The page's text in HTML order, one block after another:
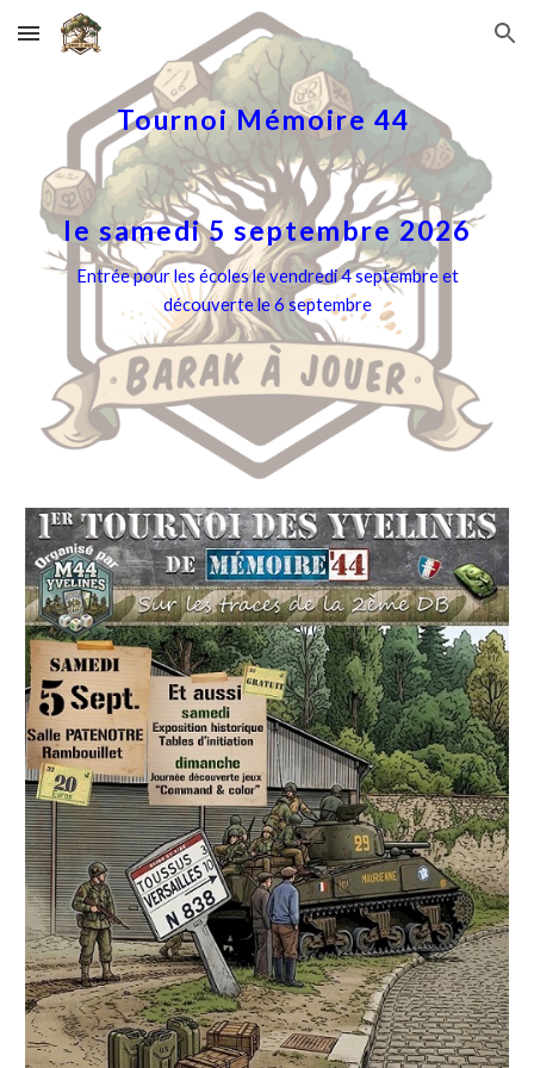
Skip to main content Skip to navigation
Tournoi Mémoire 44
le samedi 5 septembre 2026
Entrée pour les écoles le vendredi 4 septembre et
découverte le 6 septembre